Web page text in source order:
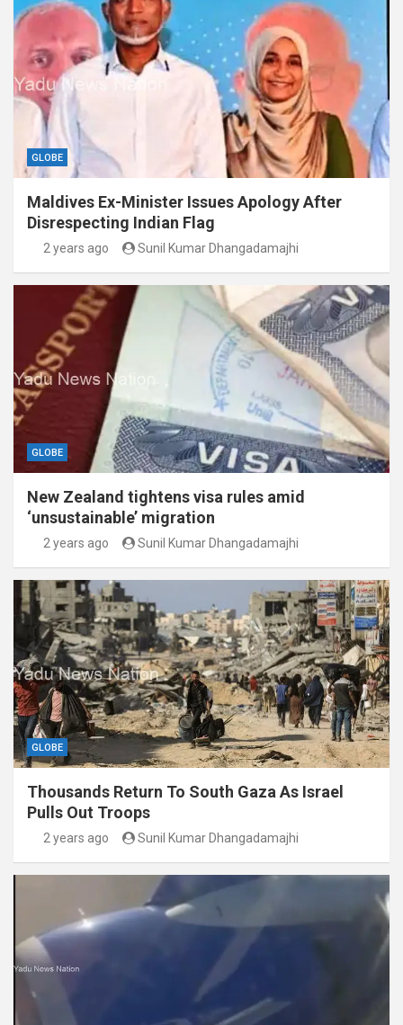
GLOBE
Maldives Ex-Minister Issues Apology After
Disrespecting Indian Flag
2 years ago Sunil Kumar Dhangadamajhi
GLOBE
New Zealand tightens visa rules amid
‘unsustainable’ migration
2 years ago Sunil Kumar Dhangadamajhi
GLOBE
Thousands Return To South Gaza As Israel
Pulls Out Troops
2 years ago Sunil Kumar Dhangadamajhi